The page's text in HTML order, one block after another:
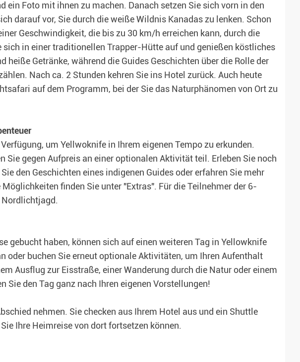
ein Foto mit ihnen zu machen. Danach setzen Sie sich vorn in den
darauf vor, Sie durch die weiße Wildnis Kanadas zu lenken. Schon
Geschwindigkeit, die bis zu 30 km/h erreichen kann, durch die
sich in einer traditionellen Trapper-Hütte auf und genießen köstliches
heiße Getränke, während die Guides Geschichten über die Rolle der
Nach ca. 2 Stunden kehren Sie ins Hotel zurück. Auch heute
auf dem Programm, bei der Sie das Naturphänomen von Ort zu
um Yellwoknife in Ihrem eigenen Tempo zu erkunden.
Sie gegen Aufpreis an einer optionalen Aktivität teil. Erleben Sie noch
den Geschichten eines indigenen Guides oder erfahren Sie mehr
Möglichkeiten finden Sie unter "Extras". Für die Teilnehmer der 6-
Nordlichtjagd.
gebucht haben, können sich auf einen weiteren Tag in Yellowknife
oder buchen Sie erneut optionale Aktivitäten, um Ihren Aufenthalt
Ausflug zur Eisstraße, einer Wanderung durch die Natur oder einem
Sie den Tag ganz nach Ihren eigenen Vorstellungen!
nehmen. Sie checken aus Ihrem Hotel aus und ein Shuttle
Ihre Heimreise von dort fortsetzen können.